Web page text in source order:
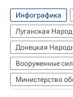
Инфографика
Луганская
Донецкая
Вооруженные
Министерство